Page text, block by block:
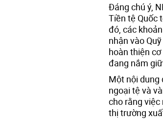
Đáng chú ý,
Tiền tệ Quốc
đó, các
nhận vào
hoàn thiện
đang nắm giữ.
Một nội dung
ngoại tệ và
cho rằng
thị trường